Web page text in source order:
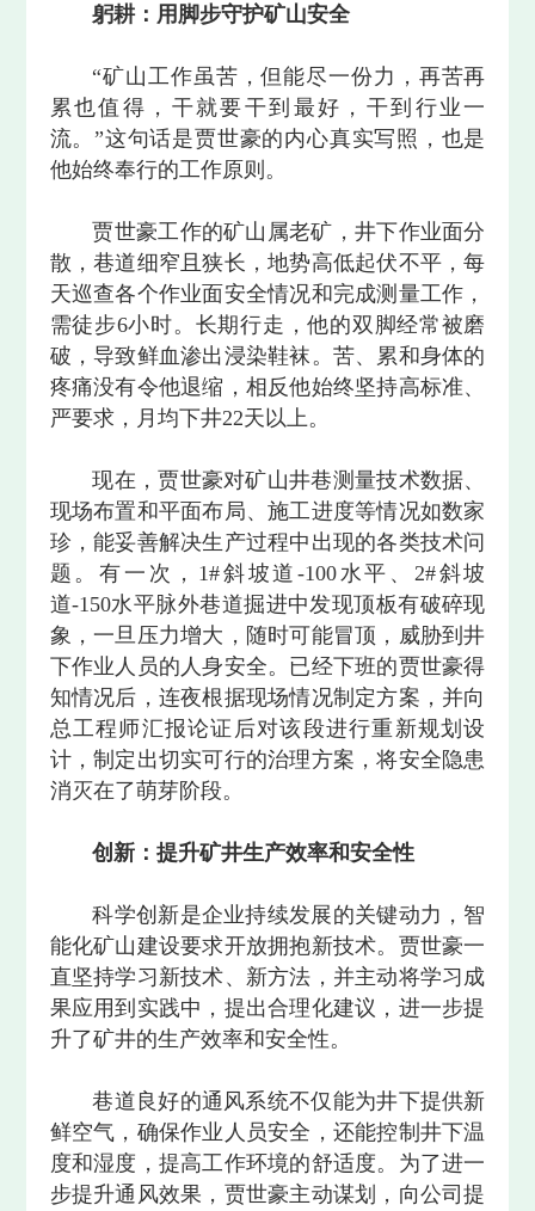
躬耕：用脚步守护矿山安全
“矿山工作虽苦，但能尽一份力，再苦再
累也值得，干就要干到最好，干到行业一
流。”这句话是贾世豪的内心真实写照，也是
他始终奉行的工作原则。
贾世豪工作的矿山属老矿，井下作业面分
散，巷道细窄且狭长，地势高低起伏不平，每
天巡查各个作业面安全情况和完成测量工作，
需徒步6小时。长期行走，他的双脚经常被磨
破，导致鲜血渗出浸染鞋袜。苦、累和身体的
疼痛没有令他退缩，相反他始终坚持高标准、
严要求，月均下井22天以上。
现在，贾世豪对矿山井巷测量技术数据、
现场布置和平面布局、施工进度等情况如数家
珍，能妥善解决生产过程中出现的各类技术问
题。有一次，1#斜坡道-100水平、2#斜坡
道-150水平脉外巷道掘进中发现顶板有破碎现
象，一旦压力增大，随时可能冒顶，威胁到井
下作业人员的人身安全。已经下班的贾世豪得
知情况后，连夜根据现场情况制定方案，并向
总工程师汇报论证后对该段进行重新规划设
计，制定出切实可行的治理方案，将安全隐患
消灭在了萌芽阶段。
创新：提升矿井生产效率和安全性
科学创新是企业持续发展的关键动力，智
能化矿山建设要求开放拥抱新技术。贾世豪一
直坚持学习新技术、新方法，并主动将学习成
果应用到实践中，提出合理化建议，进一步提
升了矿井的生产效率和安全性。
巷道良好的通风系统不仅能为井下提供新
鲜空气，确保作业人员安全，还能控制井下温
度和湿度，提高工作环境的舒适度。为了进一
步提升通风效果，贾世豪主动谋划，向公司提